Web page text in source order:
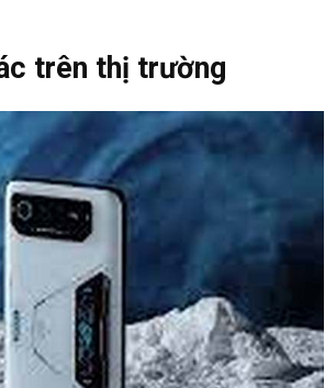
trên thị trường